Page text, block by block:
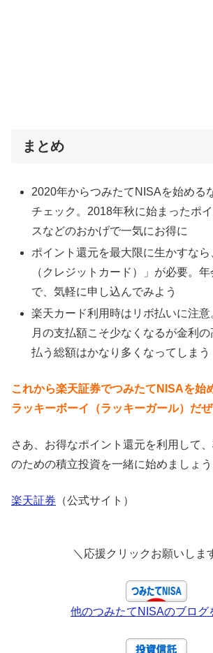
まとめ
2020年からつみたてNISAを始める
チェック。2018年秋に始まったポ
スなどのおかげで一気にお得に
ポイント還元を最大限に生かすな
（クレジットカード）」が必要。
で、気軽に申し込んでみよう
楽天カード利用時はリボ払いに注
月の支払額こそ少なくなるが金利
払う総額はかなり多くなってしまう
これから楽天証券でつみたてNISAを始
ラッキーボーイ（ラッキーガール）だ
さあ、お得なポイント還元を利用して、
のための積立投資を一緒に始めましょう
楽天証券 （公式サイト）
＼応援クリックお願いしま
他のつみたてNISAのブログ